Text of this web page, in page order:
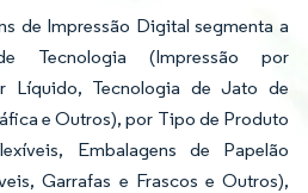
de Impressão Digital segmenta a
Tecnologia (Impressão por
Líquido, Tecnologia de Jato de
e Outros), por Tipo de Produto
Embalagens de Papelão
Garrafas e Frascos e Outros),